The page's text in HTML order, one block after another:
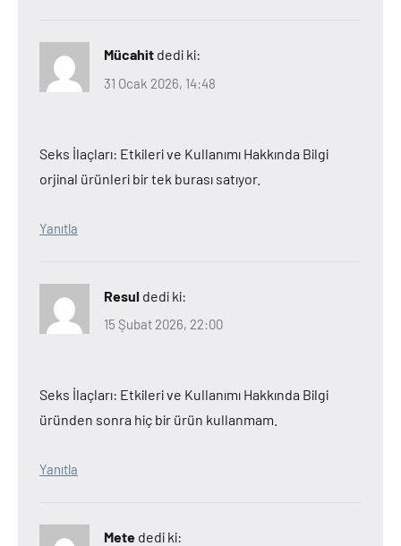
Mücahit dedi ki:
31 Ocak 2026, 14:48
Seks İlaçları: Etkileri ve Kullanımı Hakkında Bilgi
orjinal ürünleri bir tek burası satıyor.
Yanıtla
Resul dedi ki:
15 Şubat 2026, 22:00
Seks İlaçları: Etkileri ve Kullanımı Hakkında Bilgi
üründen sonra hiç bir ürün kullanmam.
Yanıtla
Mete dedi ki: